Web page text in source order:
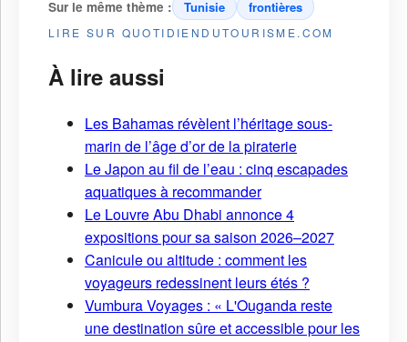
Sur le même thème : Tunisie frontières
LIRE SUR QUOTIDIENDUTOURISME.COM
À lire aussi
Les Bahamas révèlent l’héritage sous-
marin de l’âge d’or de la piraterie
Le Japon au fil de l’eau : cinq escapades
aquatiques à recommander
Le Louvre Abu Dhabi annonce 4
expositions pour sa saison 2026–2027
Canicule ou altitude : comment les
voyageurs redessinent leurs étés ?
Vumbura Voyages : « L'Ouganda reste
une destination sûre et accessible pour les